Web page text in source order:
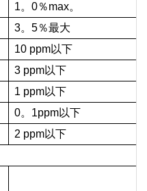
1。0％max。
3。5％最大
10 ppm以下
3 ppm以下
1 ppm以下
0。1ppm以下
2 ppm以下